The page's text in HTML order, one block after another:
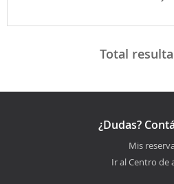
Total
¿Dudas?
Mis
Ir al Centro de